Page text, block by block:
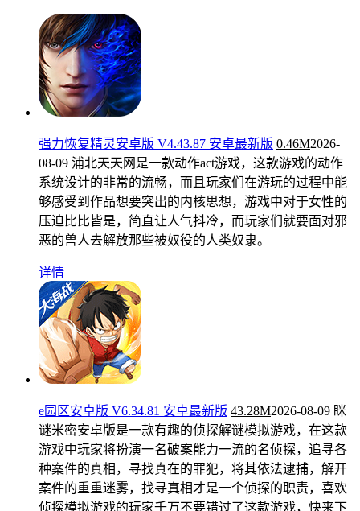
强力恢复精灵安卓版 V4.43.87 安卓最新版 0.46M2026-
08-09 浦北天天网是一款动作act游戏，这款游戏的动作
系统设计的非常的流畅，而且玩家们在游玩的过程中能
够感受到作品想要突出的内核思想，游戏中对于女性的
压迫比比皆是，简直让人气抖冷，而玩家们就要面对邪
恶的兽人去解放那些被奴役的人类奴隶。
详情
e园区安卓版 V6.34.81 安卓最新版 43.28M2026-08-09 眯
谜米密安卓版是一款有趣的侦探解谜模拟游戏，在这款
游戏中玩家将扮演一名破案能力一流的名侦探，追寻各
种案件的真相，寻找真在的罪犯，将其依法逮捕，解开
案件的重重迷雾，找寻真相才是一个侦探的职责，喜欢
侦探模拟游戏的玩家千万不要错过了这款游戏，快来下